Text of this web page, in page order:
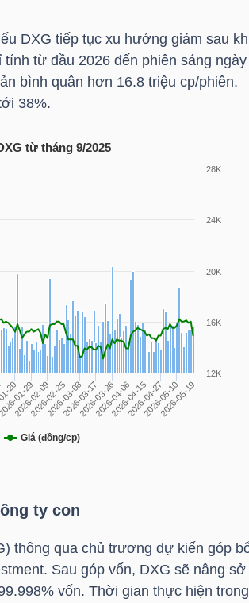
DXG tiếp tục xu hướng giảm sau
từ đầu 2026 đến phiên sáng ngày
bình quân hơn 16.8 triệu cp/phiên.
38%.
từ tháng 9/2025
ty con
) thông qua chủ trương dự kiến góp
Sau góp vốn, DXG sẽ nâng sở
vốn. Thời gian thực hiện trong